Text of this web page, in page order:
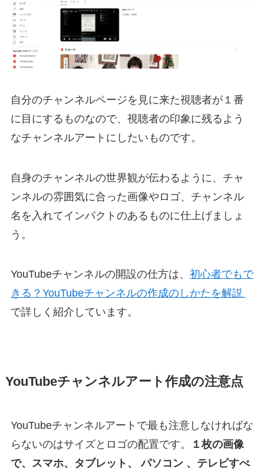
自分のチャンネルページを見に来た視聴者が１番
に目にするものなので、視聴者の印象に残るよう
なチャンネルアートにしたいものです。
自身のチャンネルの世界観が伝わるように、チャ
ンネルの雰囲気に合った画像やロゴ、チャンネル
名を入れてインパクトのあるものに仕上げましょ
う。
YouTubeチャンネルの開設の仕方は、 初心者でもで
きる？YouTubeチャンネルの作成のしかたを解説
で詳しく紹介しています。
YouTubeチャンネルアート作成の注意点
YouTubeチャンネルアートで最も注意しなければな
らないのはサイズとロゴの配置です。
１枚の画像
で、スマホ、タブレット、 パソコン 、テレビすべ